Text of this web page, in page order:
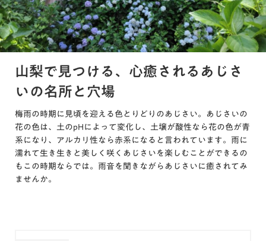
山梨で見つける、心癒されるあじさ
いの名所と穴場
梅雨の時期に見頃を迎える色とりどりのあじさい。あじさいの
花の色は、土のpHによって変化し、土壌が酸性なら花の色が青
系になり、アルカリ性なら赤系になると言われています。雨に
濡れて生き生きと美しく咲くあじさいを楽しむことができるの
もこの時期ならでは。雨音を聞きながらあじさいに癒されてみ
ませんか。